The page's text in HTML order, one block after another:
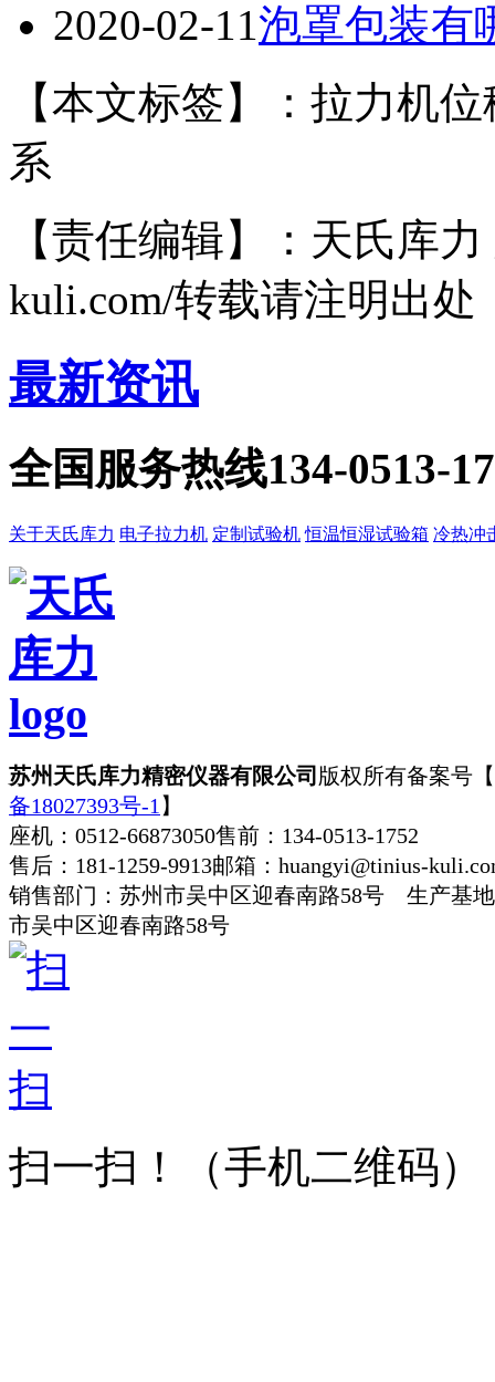
2020-02-11泡罩包装有
【本文标签】：拉力机
系
【责任编辑】：天氏库
kuli.com/转载请注明出处
最新资讯
全国服务热线134-0513-
关于天氏库力 电子拉力机 定制试验机 恒温恒湿试验箱 冷热冲
苏州天氏库力精密仪器有限公司 版权所有备案号【
备18027393号-1 】
座机：0512-66873050售前：134-0513-1752
售后：181-1259-9913邮箱：huangyi@tinius-
销售部门：苏州市吴中区迎春南路58号 生产基
市吴中区迎春南路58号
扫一扫！ （手机二维码）